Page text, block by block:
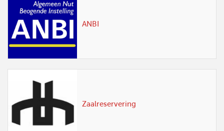
ANBI
Zaalreservering